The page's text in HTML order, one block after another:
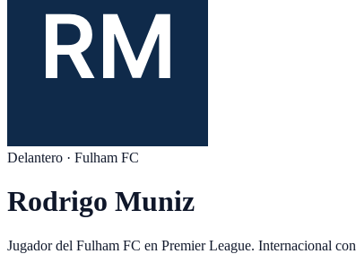
Delantero · Fulham FC
Rodrigo Muniz
Jugador del Fulham FC en Premier League. Internacional con